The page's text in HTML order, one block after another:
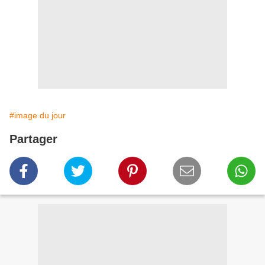
#image du jour
Partager